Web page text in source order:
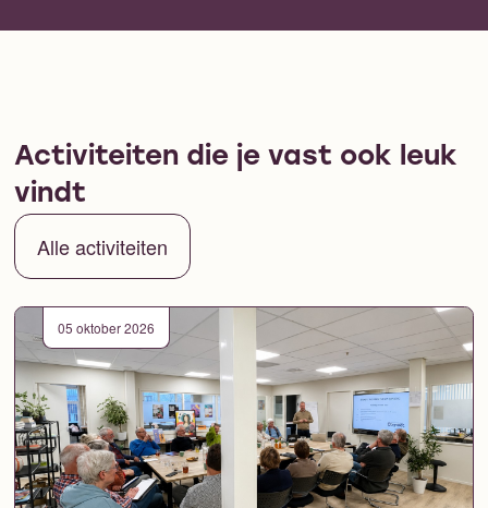
Activiteiten die je vast ook leuk
vindt
Alle activiteiten
05 oktober 2026